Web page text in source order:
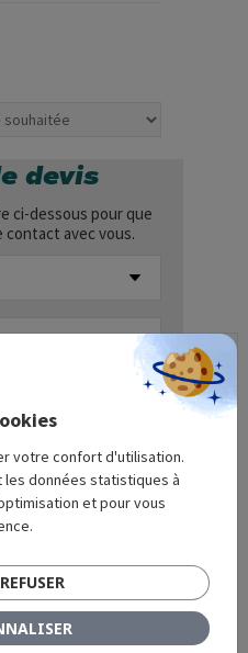
devis
ci-dessous pour que
contact avec vous.
votre confort d'utilisation.
données statistiques à
et pour vous